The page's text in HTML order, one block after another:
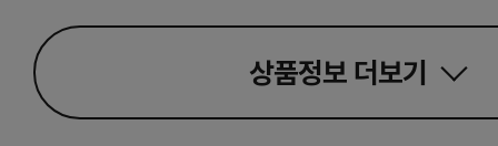
상품정보 더보기